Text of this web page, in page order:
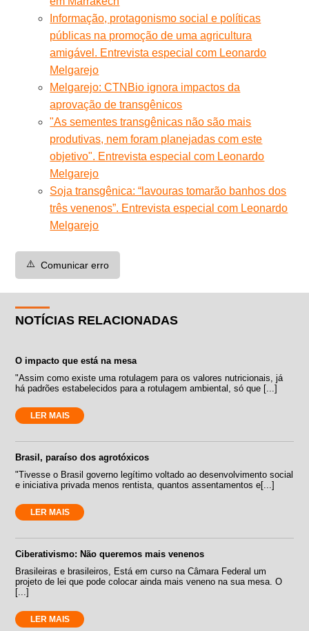
Informação, protagonismo social e políticas
públicas na promoção de uma agricultura
amigável. Entrevista especial com Leonardo
Melgarejo
Melgarejo: CTNBio ignora impactos da
aprovação de transgênicos
"As sementes transgênicas não são mais
produtivas, nem foram planejadas com este
objetivo". Entrevista especial com Leonardo
Melgarejo
Soja transgênica: “lavouras tomarão banhos dos
três venenos”. Entrevista especial com Leonardo
Melgarejo
⚠️ Comunicar erro
NOTÍCIAS RELACIONADAS
O impacto que está na mesa
"Assim como existe uma rotulagem para os valores nutricionais, já
há padrões estabelecidos para a rotulagem ambiental, só que [...]
LER MAIS
Brasil, paraíso dos agrotóxicos
"Tivesse o Brasil governo legítimo voltado ao desenvolvimento social
e iniciativa privada menos rentista, quantos assentamentos e[...]
LER MAIS
Ciberativismo: Não queremos mais venenos
Brasileiras e brasileiros, Está em curso na Câmara Federal um
projeto de lei que pode colocar ainda mais veneno na sua mesa. O
[...]
LER MAIS